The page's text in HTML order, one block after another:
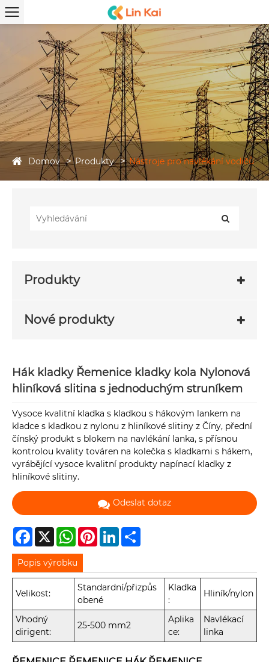
Domov Produkty Nástroje pro navlékání vodičů
Produkty
Nové produkty
Hák kladky Řemenice kladky kola Nylonová
hliníková slitina s jednoduchým struníkem
Vysoce kvalitní kladka s kladkou s hákovým lankem na
kladce s kladkou z nylonu z hliníkové slitiny z Číny, přední
čínský produkt s blokem na navlékání lanka, s přísnou
kontrolou kvality továren na kolečka s kladkami s hákem,
vyrábějící vysoce kvalitní produkty napínací kladky z
hliníkové slitiny.
Odeslat dotaz
Facebook
X WhatsAppPinterestLinkedIn
Popis výrobku
Velikost:
Standardní/přizpůs
obené
Kladka
:
Hliník/nylon
Vhodný
dirigent:
25-500 mm2
Aplika
ce:
Navlékací
linka